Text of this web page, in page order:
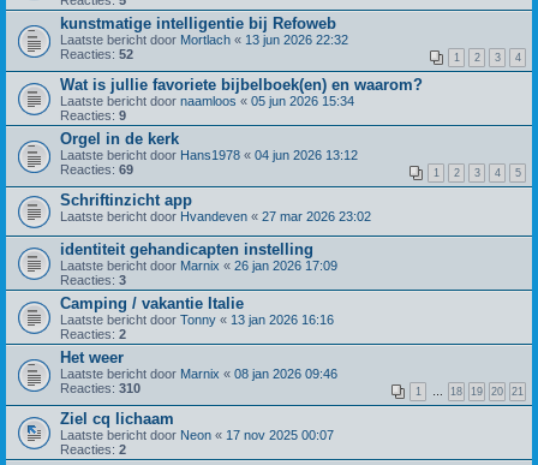
kunstmatige intelligentie bij Refoweb
Laatste bericht door Mortlach « 13 jun 2026 22:32
Reacties: 52 1 2 3 4
Wat is jullie favoriete bijbelboek(en) en waarom?
Laatste bericht door naamloos « 05 jun 2026 15:34
Reacties: 9
Orgel in de kerk
Laatste bericht door Hans1978 « 04 jun 2026 13:12
Reacties: 69 1 2 3 4 5
Schriftinzicht app
Laatste bericht door Hvandeven « 27 mar 2026 23:02
identiteit gehandicapten instelling
Laatste bericht door Marnix « 26 jan 2026 17:09
Reacties: 3
Camping / vakantie Italie
Laatste bericht door Tonny « 13 jan 2026 16:16
Reacties: 2
Het weer
Laatste bericht door Marnix « 08 jan 2026 09:46
Reacties: 310 1 18 19 20 21
Ziel cq lichaam
Laatste bericht door Neon « 17 nov 2025 00:07
Reacties: 2